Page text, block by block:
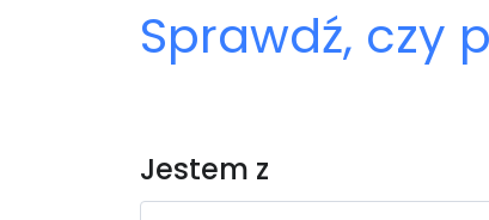
Sprawdź, czy
Jestem z